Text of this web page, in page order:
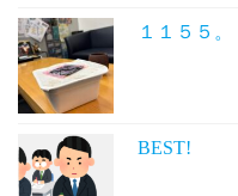
１１５５。
BEST!